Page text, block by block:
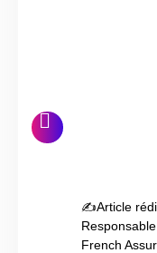
✍Article
French